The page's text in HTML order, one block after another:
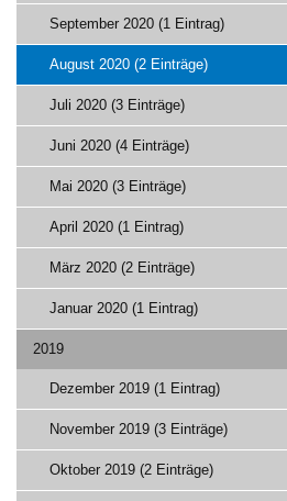
September 2020 (1 Eintrag)
August 2020 (2 Einträge)
Juli 2020 (3 Einträge)
Juni 2020 (4 Einträge)
Mai 2020 (3 Einträge)
April 2020 (1 Eintrag)
März 2020 (2 Einträge)
Januar 2020 (1 Eintrag)
2019
Dezember 2019 (1 Eintrag)
November 2019 (3 Einträge)
Oktober 2019 (2 Einträge)